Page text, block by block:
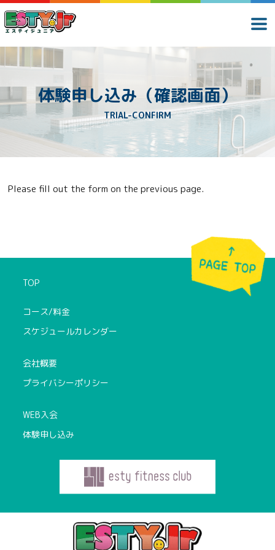
体験申し込み（確認画面）
TRIAL-CONFIRM
Please fill out the form on the previous page.
TOP
コース/料金
スケジュールカレンダー
会社概要
プライバシーポリシー
WEB入会
体験申し込み